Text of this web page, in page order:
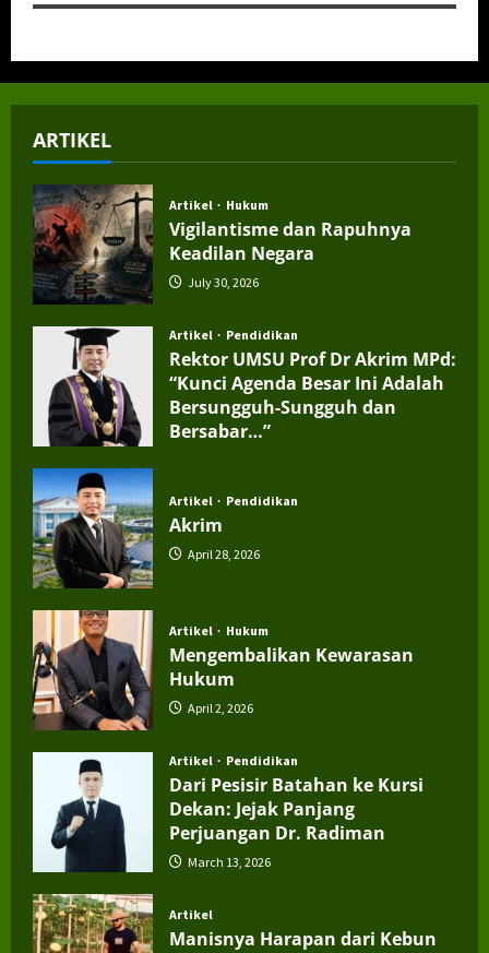
ARTIKEL
Artikel Hukum
Vigilantisme dan Rapuhnya
Keadilan Negara
July 30, 2026
Artikel Pendidikan
Rektor UMSU Prof Dr Akrim MPd:
“Kunci Agenda Besar Ini Adalah
Bersungguh-Sungguh dan
Bersabar…”
Artikel Pendidikan
Akrim
April 28, 2026
Artikel Hukum
Mengembalikan Kewarasan
Hukum
April 2, 2026
Artikel Pendidikan
Dari Pesisir Batahan ke Kursi
Dekan: Jejak Panjang
Perjuangan Dr. Radiman
March 13, 2026
Artikel
Manisnya Harapan dari Kebun